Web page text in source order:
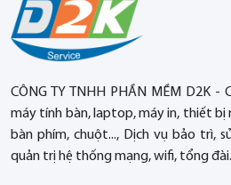
CÔNG TY TNHH PHẦN MỀM D2K -
máy tính bàn, laptop, máy in, thiết bị
bàn phím, chuột..., Dịch vụ bảo trì,
quản trị hệ thống mạng, wifi, tổng